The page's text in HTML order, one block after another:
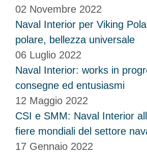
02 Novembre 2022
Naval Interior per Viking
polare, bellezza universale
06 Luglio 2022
Naval Interior: works in
consegne ed entusiasmi
12 Maggio 2022
CSI e SMM: Naval Interior
fiere mondiali del settore
17 Gennaio 2022